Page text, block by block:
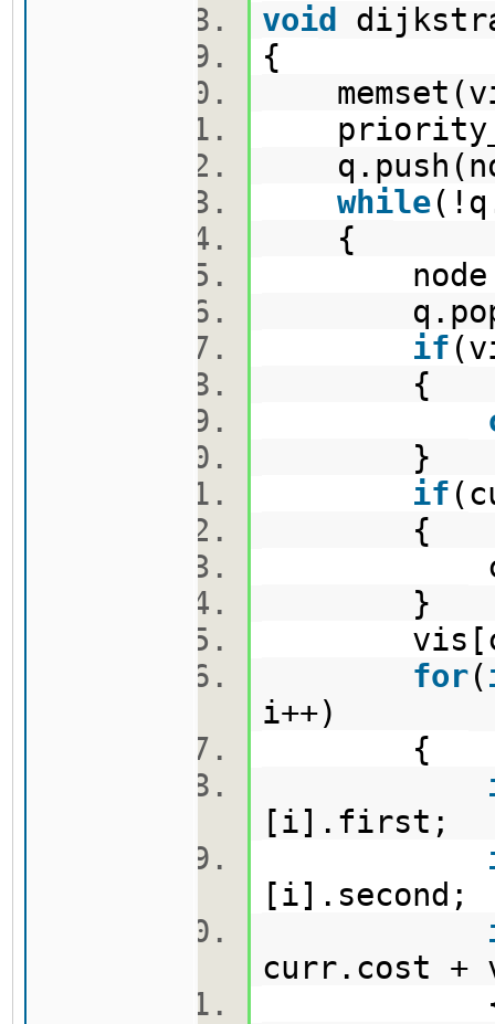
void
{
while
{
node
if
{
}
if
{
}
for(
i++)
{
[i].first;
curr.cost